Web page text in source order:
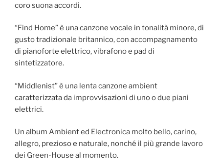
coro suona accordi.
“Find Home” è una canzone vocale in tonalità minore, di
gusto tradizionale britannico, con accompagnamento
di pianoforte elettrico, vibrafono e pad di
sintetizzatore.
“Middlenist” è una lenta canzone ambient
caratterizzata da improvvisazioni di uno o due piani
elettrici.
Un album Ambient ed Electronica molto bello, carino,
allegro, prezioso e naturale, nonché il più grande lavoro
dei Green-House al momento.